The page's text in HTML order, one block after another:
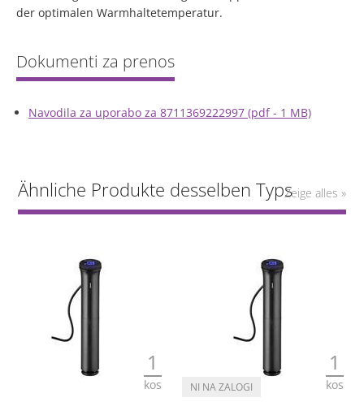
der optimalen Warmhaltetemperatur.
Navodila za uporabo za 8711369222997 (pdf - 1 MB)
Ähnliche Produkte desselben TypsZeige alles »
1
kos
1
kos